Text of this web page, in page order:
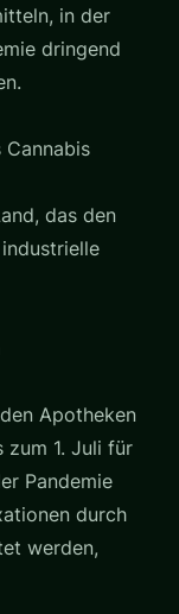
in der
dringend
das den
Apotheken
1. Juli für
Pandemie
durch
werden,